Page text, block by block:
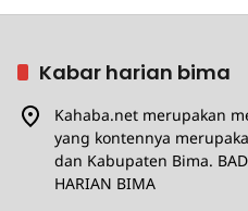
Kabar harian bima
Kahaba.net merupakan
yang kontennya
dan Kabupaten Bima.
HARIAN BIMA